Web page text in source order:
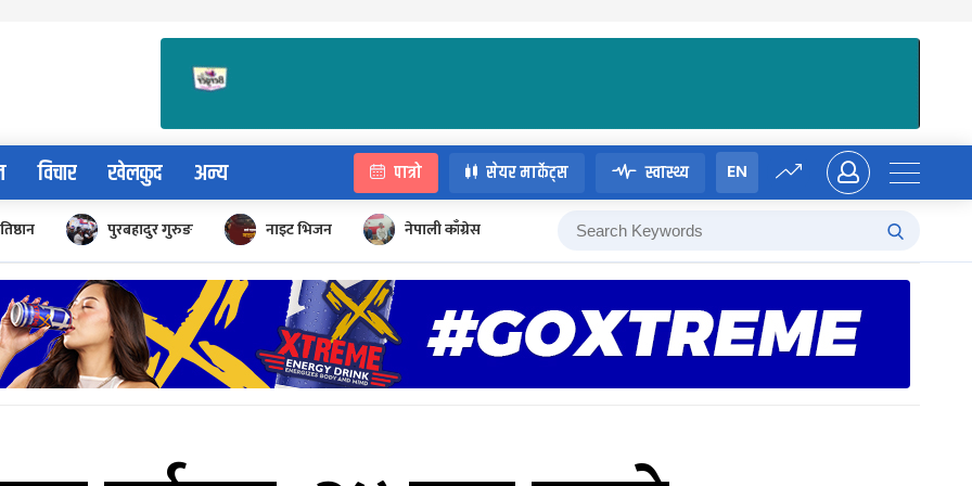
विचार खेलकुद अन्य पात्रो सेयर मार्केट्स स्वास्थ्य EN
पुरबहादुर गुरुङ नाइट भिजन नेपाली काँग्रेस